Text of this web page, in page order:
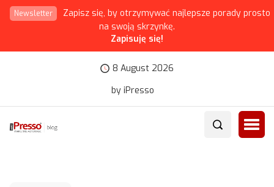
Newsletter
Zapisz się, by otrzymywać najlepsze porady prosto
na swoją skrzynkę.
Zapisuję się!
8 August 2026
by iPresso